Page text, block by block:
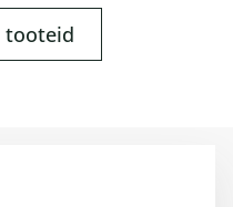
tooteid